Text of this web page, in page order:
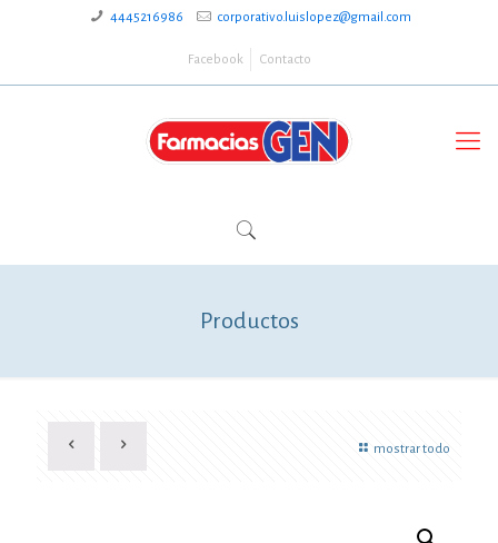
4445216986 corporativo.luislopez@gmail.com
Facebook Contacto
Productos
mostrar todo